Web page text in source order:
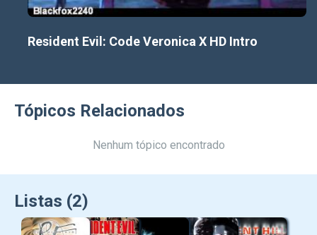
Resident Evil: Code Veronica X HD Intro
Tópicos Relacionados
Nenhum tópico encontrado
Listas (2)